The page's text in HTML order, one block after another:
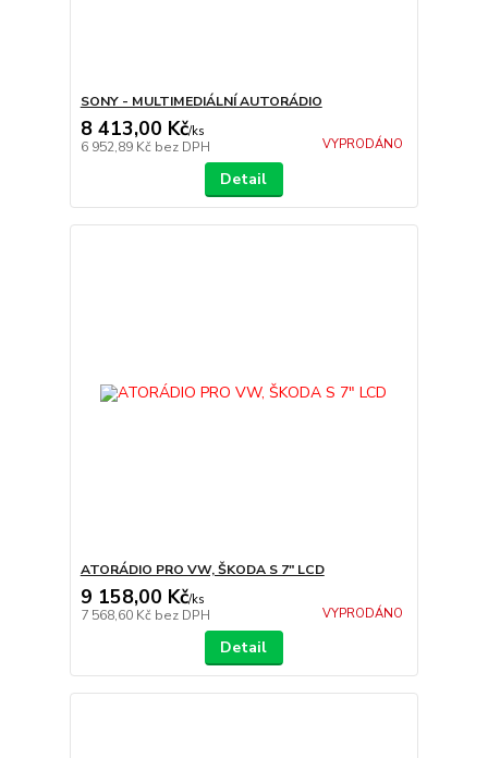
SONY - MULTIMEDIÁLNÍ AUTORÁDIO
8 413,00 Kč/ks
6 952,89 Kč bez DPH VYPRODÁNO
Detail
ATORÁDIO PRO VW, ŠKODA S 7" LCD
9 158,00 Kč/ks
7 568,60 Kč bez DPH VYPRODÁNO
Detail